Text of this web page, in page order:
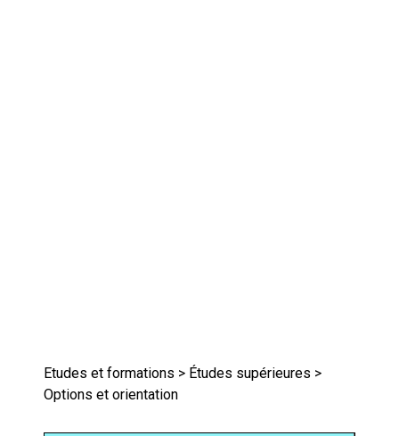
Etudes et formations > Études supérieures >
Options et orientation